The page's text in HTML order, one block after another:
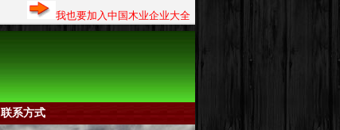
我也要加入中国木业企业大全
联系方式